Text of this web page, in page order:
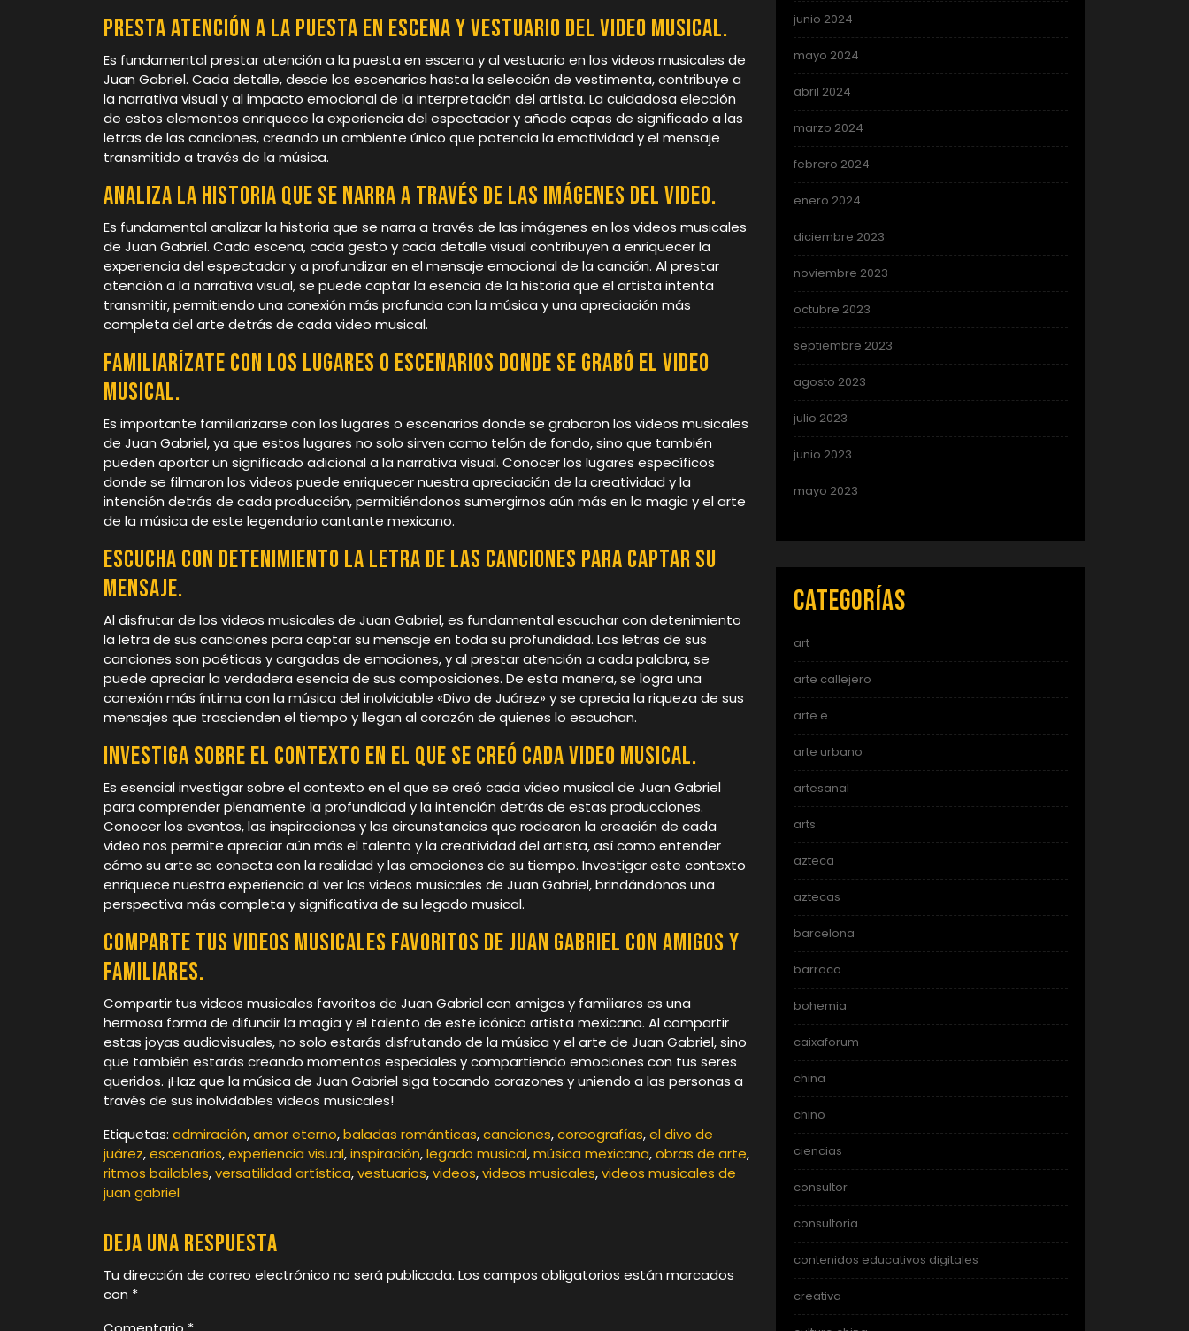
Presta atención a la puesta en escena y vestuario del video musical.
Es fundamental prestar atención a la puesta en escena y al vestuario en los videos musicales de
Juan Gabriel. Cada detalle, desde los escenarios hasta la selección de vestimenta, contribuye a
la narrativa visual y al impacto emocional de la interpretación del artista. La cuidadosa elección
de estos elementos enriquece la experiencia del espectador y añade capas de significado a las
letras de las canciones, creando un ambiente único que potencia la emotividad y el mensaje
transmitido a través de la música.
Analiza la historia que se narra a través de las imágenes del video.
Es fundamental analizar la historia que se narra a través de las imágenes en los videos musicales
de Juan Gabriel. Cada escena, cada gesto y cada detalle visual contribuyen a enriquecer la
experiencia del espectador y a profundizar en el mensaje emocional de la canción. Al prestar
atención a la narrativa visual, se puede captar la esencia de la historia que el artista intenta
transmitir, permitiendo una conexión más profunda con la música y una apreciación más
completa del arte detrás de cada video musical.
Familiarízate con los lugares o escenarios donde se grabó el video
musical.
Es importante familiarizarse con los lugares o escenarios donde se grabaron los videos musicales
de Juan Gabriel, ya que estos lugares no solo sirven como telón de fondo, sino que también
pueden aportar un significado adicional a la narrativa visual. Conocer los lugares específicos
donde se filmaron los videos puede enriquecer nuestra apreciación de la creatividad y la
intención detrás de cada producción, permitiéndonos sumergirnos aún más en la magia y el arte
de la música de este legendario cantante mexicano.
Escucha con detenimiento la letra de las canciones para captar su
mensaje.
Al disfrutar de los videos musicales de Juan Gabriel, es fundamental escuchar con detenimiento
la letra de sus canciones para captar su mensaje en toda su profundidad. Las letras de sus
canciones son poéticas y cargadas de emociones, y al prestar atención a cada palabra, se
puede apreciar la verdadera esencia de sus composiciones. De esta manera, se logra una
conexión más íntima con la música del inolvidable «Divo de Juárez» y se aprecia la riqueza de sus
mensajes que trascienden el tiempo y llegan al corazón de quienes lo escuchan.
Investiga sobre el contexto en el que se creó cada video musical.
Es esencial investigar sobre el contexto en el que se creó cada video musical de Juan Gabriel
para comprender plenamente la profundidad y la intención detrás de estas producciones.
Conocer los eventos, las inspiraciones y las circunstancias que rodearon la creación de cada
video nos permite apreciar aún más el talento y la creatividad del artista, así como entender
cómo su arte se conecta con la realidad y las emociones de su tiempo. Investigar este contexto
enriquece nuestra experiencia al ver los videos musicales de Juan Gabriel, brindándonos una
perspectiva más completa y significativa de su legado musical.
Comparte tus videos musicales favoritos de Juan Gabriel con amigos y
familiares.
Compartir tus videos musicales favoritos de Juan Gabriel con amigos y familiares es una
hermosa forma de difundir la magia y el talento de este icónico artista mexicano. Al compartir
estas joyas audiovisuales, no solo estarás disfrutando de la música y el arte de Juan Gabriel, sino
que también estarás creando momentos especiales y compartiendo emociones con tus seres
queridos. ¡Haz que la música de Juan Gabriel siga tocando corazones y uniendo a las personas a
través de sus inolvidables videos musicales!
Etiquetas: admiración,amor eterno,baladas románticas,canciones,coreografías,el divo de
juárez,escenarios,experiencia visual,inspiración,legado musical,música mexicana,obras de arte,
ritmos bailables,versatilidad artística,vestuarios,videos,videos musicales,videos musicales de
juan gabriel
Deja una respuesta
Tu dirección de correo electrónico no será publicada. Los campos obligatorios están marcados
con *
junio 2024
mayo 2024
abril 2024
marzo 2024
febrero 2024
enero 2024
diciembre 2023
noviembre 2023
octubre 2023
septiembre 2023
agosto 2023
julio 2023
junio 2023
mayo 2023
Categorías
art
arte callejero
arte e
arte urbano
artesanal
arts
azteca
aztecas
barcelona
barroco
bohemia
caixaforum
china
chino
ciencias
consultor
consultoria
contenidos educativos digitales
creativa